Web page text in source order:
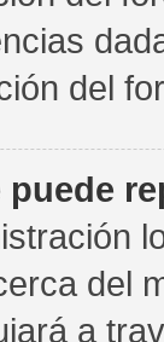
del
puede
del
a